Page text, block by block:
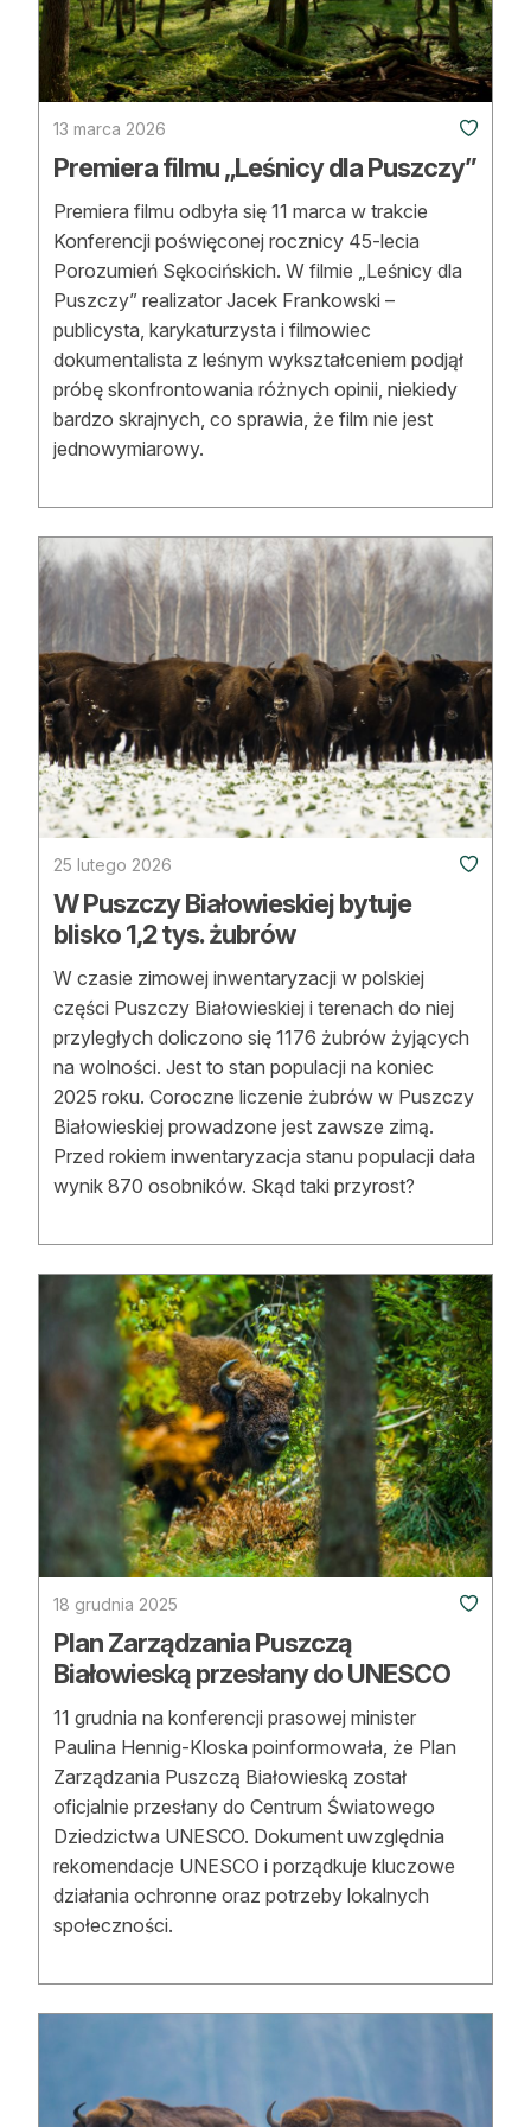
Strefa eksperta
Auto do lasu
Dla drwala
Leśnik na zakupach
Z zagranicy
Edukacja
Lasy prywatne
O nas
100 lat „Lasu Polskiego”
Prenumerata
Reklama
Zostań autorem
Archiwum
Kontakt
13 marca 2026
Premiera filmu „Leśnicy dla Puszczy”
Premiera filmu odbyła się 11 marca w trakcie
Konferencji poświęconej rocznicy 45-lecia
Porozumień Sękocińskich. W filmie „Leśnicy dla
Puszczy” realizator Jacek Frankowski –
publicysta, karykaturzysta i filmowiec
dokumentalista z leśnym wykształceniem podjął
próbę skonfrontowania różnych opinii, niekiedy
bardzo skrajnych, co sprawia, że film nie jest
jednowymiarowy.
25 lutego 2026
W Puszczy Białowieskiej bytuje
blisko 1,2 tys. żubrów
W czasie zimowej inwentaryzacji w polskiej
części Puszczy Białowieskiej i terenach do niej
przyległych doliczono się 1176 żubrów żyjących
na wolności. Jest to stan populacji na koniec
2025 roku. Coroczne liczenie żubrów w Puszczy
Białowieskiej prowadzone jest zawsze zimą.
Przed rokiem inwentaryzacja stanu populacji dała
wynik 870 osobników. Skąd taki przyrost?
18 grudnia 2025
Plan Zarządzania Puszczą
Białowieską przesłany do UNESCO
11 grudnia na konferencji prasowej minister
Paulina Hennig-Kloska poinformowała, że Plan
Zarządzania Puszczą Białowieską został
oficjalnie przesłany do Centrum Światowego
Dziedzictwa UNESCO. Dokument uwzględnia
rekomendacje UNESCO i porządkuje kluczowe
działania ochronne oraz potrzeby lokalnych
społeczności.